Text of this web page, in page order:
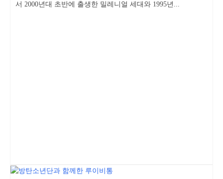
서 2000년대 초반에 출생한 밀레니얼 세대와 1995년...